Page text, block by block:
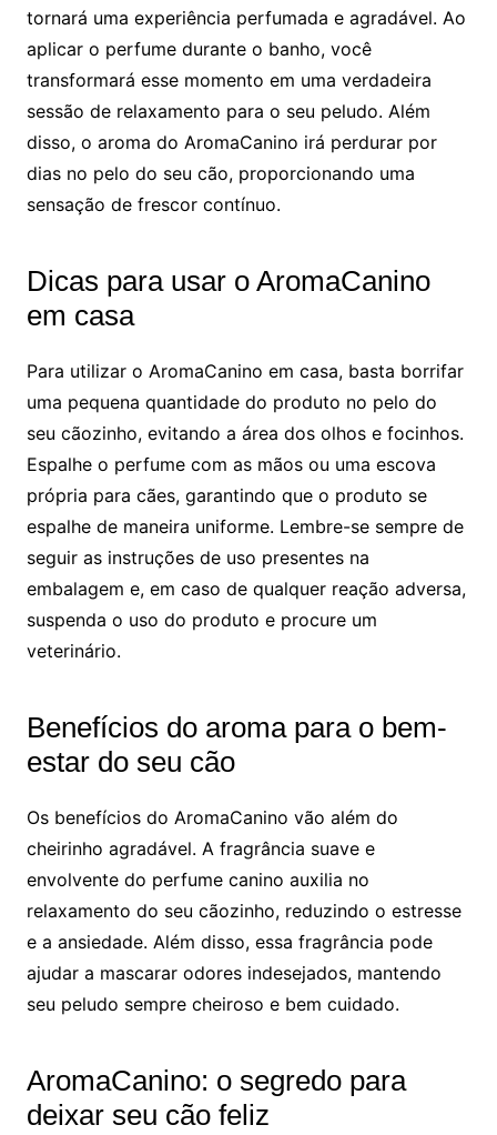
tornará uma experiência perfumada e agradável. Ao
aplicar o perfume durante o banho, você
transformará esse momento em uma verdadeira
sessão de relaxamento para o seu peludo. Além
disso, o aroma do AromaCanino irá perdurar por
dias no pelo do seu cão, proporcionando uma
sensação de frescor contínuo.
Dicas para usar o AromaCanino
em casa
Para utilizar o AromaCanino em casa, basta borrifar
uma pequena quantidade do produto no pelo do
seu cãozinho, evitando a área dos olhos e focinhos.
Espalhe o perfume com as mãos ou uma escova
própria para cães, garantindo que o produto se
espalhe de maneira uniforme. Lembre-se sempre de
seguir as instruções de uso presentes na
embalagem e, em caso de qualquer reação adversa,
suspenda o uso do produto e procure um
veterinário.
Benefícios do aroma para o bem-
estar do seu cão
Os benefícios do AromaCanino vão além do
cheirinho agradável. A fragrância suave e
envolvente do perfume canino auxilia no
relaxamento do seu cãozinho, reduzindo o estresse
e a ansiedade. Além disso, essa fragrância pode
ajudar a mascarar odores indesejados, mantendo
seu peludo sempre cheiroso e bem cuidado.
AromaCanino: o segredo para
deixar seu cão feliz